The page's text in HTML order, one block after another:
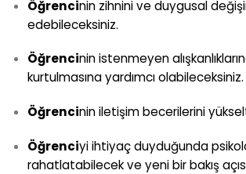
Öğrencinin zihnini ve duygusal
edebileceksiniz.
Öğrencinin istenmeyen
kurtulmasına yardımcı olabileceksiniz.
Öğrencinin iletişim becerilerini
Öğrenciyi ihtiyaç duyduğunda
rahatlatabilecek ve yeni bir bakış